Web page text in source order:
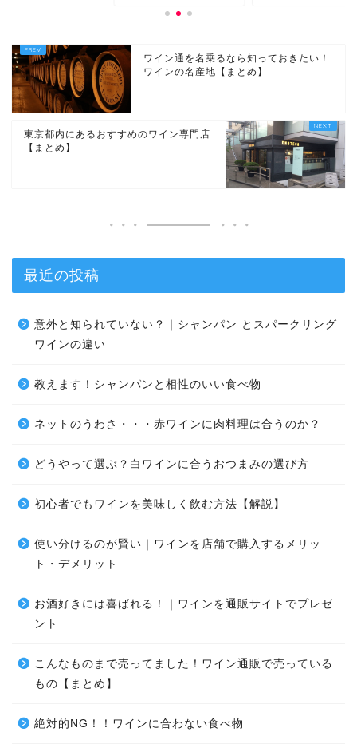
ワイン通を名乗るなら知っておきたい！
ワインの名産地【まとめ】
東京都内にあるおすすめのワイン専門店
【まとめ】
最近の投稿
意外と知られていない？｜シャンパン とスパークリング
ワインの違い
教えます！シャンパンと相性のいい食べ物
ネットのうわさ・・・赤ワインに肉料理は合うのか？
どうやって選ぶ？白ワインに合うおつまみの選び方
初心者でもワインを美味しく飲む方法【解説】
使い分けるのが賢い｜ワインを店舗で購入するメリッ
ト・デメリット
お酒好きには喜ばれる！｜ワインを通販サイトでプレゼ
ント
こんなものまで売ってました！ワイン通販で売っている
もの【まとめ】
絶対的NG！！ワインに合わない食べ物